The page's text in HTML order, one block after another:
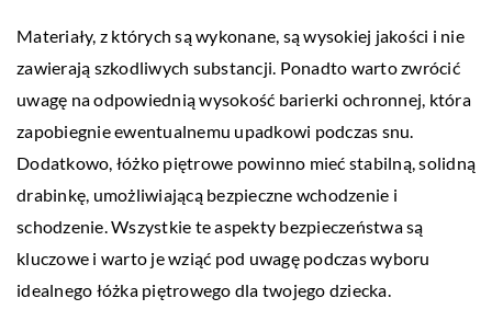
Materiały, z których są wykonane, są wysokiej jakości i nie
zawierają szkodliwych substancji. Ponadto warto zwrócić
uwagę na odpowiednią wysokość barierki ochronnej, która
zapobiegnie ewentualnemu upadkowi podczas snu.
Dodatkowo, łóżko piętrowe powinno mieć stabilną, solidną
drabinkę, umożliwiającą bezpieczne wchodzenie i
schodzenie. Wszystkie te aspekty bezpieczeństwa są
kluczowe i warto je wziąć pod uwagę podczas wyboru
idealnego łóżka piętrowego dla twojego dziecka.